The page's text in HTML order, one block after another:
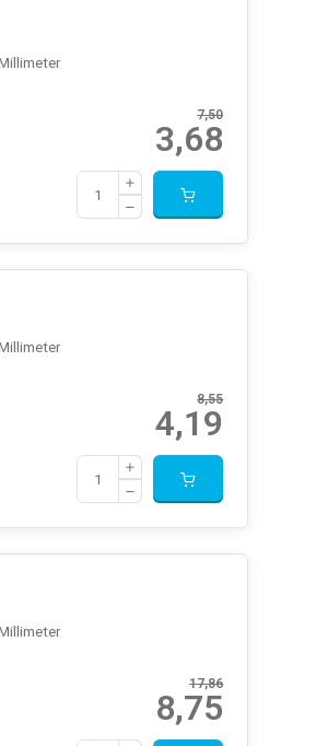
7,50
3,68
8,55
4,19
17,86
8,75